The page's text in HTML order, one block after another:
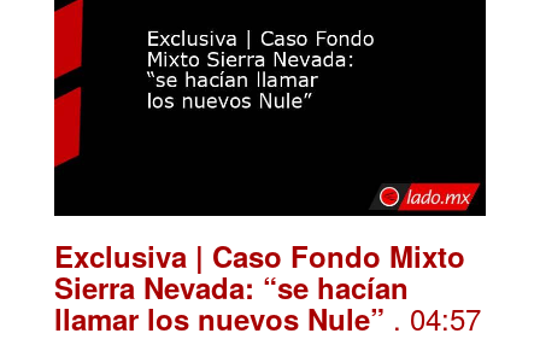
Exclusiva | Caso Fondo Mixto
Sierra Nevada: “se hacían
llamar los nuevos Nule” . 04:57